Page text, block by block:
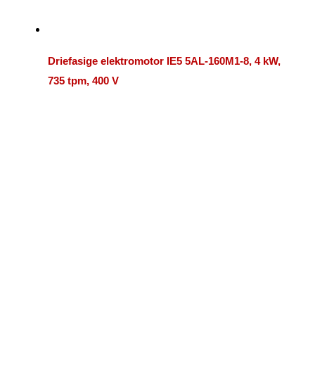
Driefasige elektromotor IE5 5AL-160M1-8, 4 kW,
735 tpm, 400 V